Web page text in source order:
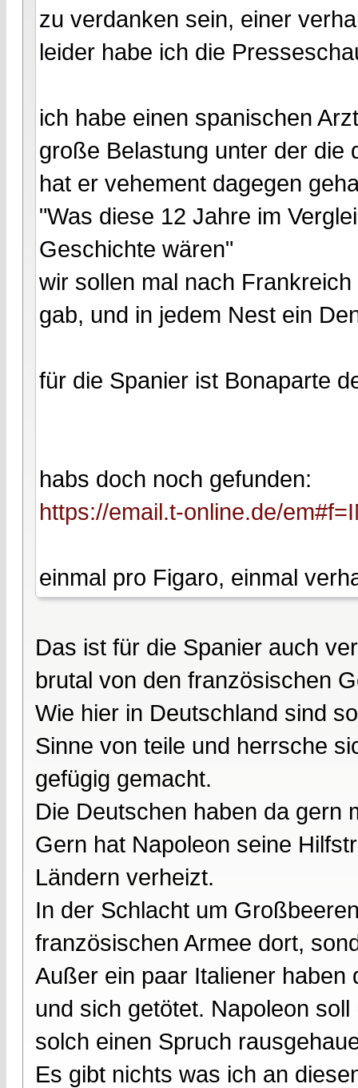
zu verdanken sein, einer
leider habe ich die
ich habe einen spanischen
große Belastung unter der die
hat er vehement dagegen
"Was diese 12 Jahre im
Geschichte wären"
wir sollen mal nach
gab, und in jedem Nest ein
für die Spanier ist Bonaparte
habs doch noch gefunden:
https://email.t-online.de/
einmal pro Figaro, einmal
Das ist für die Spanier auch
brutal von den französischen
Wie hier in Deutschland sind
Sinne von teile und herrsche
gefügig gemacht.
Die Deutschen haben da gern
Gern hat Napoleon seine
Ländern verheizt.
In der Schlacht um
französischen Armee dort,
Außer ein paar Italiener
und sich getötet. Napoleon
solch einen Spruch
Es gibt nichts was ich an